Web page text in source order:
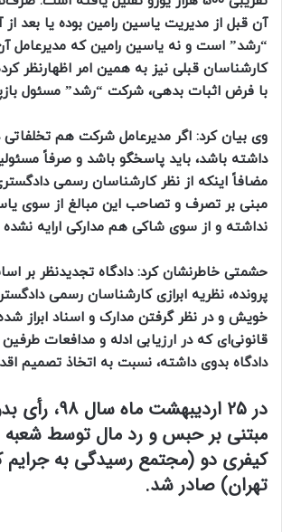
آن قبل از مدیریت یاسین رامین بوده یا بعد
“رشد” است و نه یاسین رامین که مدیرعامل آن
کارشناسان قبلی نیز به همین امر اظهارنظر
با فرض اثبات بدهی، شرکت “رشد” مسئول
وی بیان کرد: اگر مدیرعامل شرکت هم تخلفاتی
داشته باشد، باید پاسخگو باشد و صرفاً
مضافاً اینکه از نظر کارشناسان رسمی
مبنی بر تصرف و تصاحب این مبالغ از سوی
نداشته و از سوی شاکی هم مدارکی ارایه
حشمتی خاطرنشان کرد: دادگاه تجدیدنظر بر
پرونده، نظریه ابرازی کارشناسان رسمی
خویش و در نظر گرفتن مدارک و اسناد ابراز شده
قانونی‌ای که در ارزیابی ادله و مدافعات
دادگاه بدوی داشته، نسبت به اتخاذ تصمیم
در ۲۵ اردیبهشت
کیفری دو (مجتمع رسیدگی به جرایم
تهران) صادر شد.